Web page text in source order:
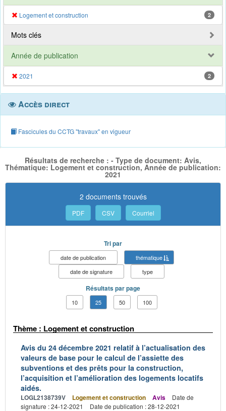
Logement et construction 2
Mots clés
Année de publication
2021 2
Accès direct
Fascicules du CCTG "travaux" en vigueur
Résultats de recherche : - Type de document: Avis,
Thématique: Logement et construction, Année de publication:
2021
2 documents trouvés
PDF CSV Courriel
Tri par
date de publication
thématique
date de signature
type
Résultats par page
10 25 50 100
Thème : Logement et construction
Avis du 24 décembre 2021 relatif à l’actualisation des
valeurs de base pour le calcul de l’assiette des
subventions et des prêts pour la construction,
l’acquisition et l’amélioration des logements locatifs
aidés.
LOGL2138739V Logement et construction Avis
Date de
signature : 24-12-2021
Date de publication : 28-12-2021